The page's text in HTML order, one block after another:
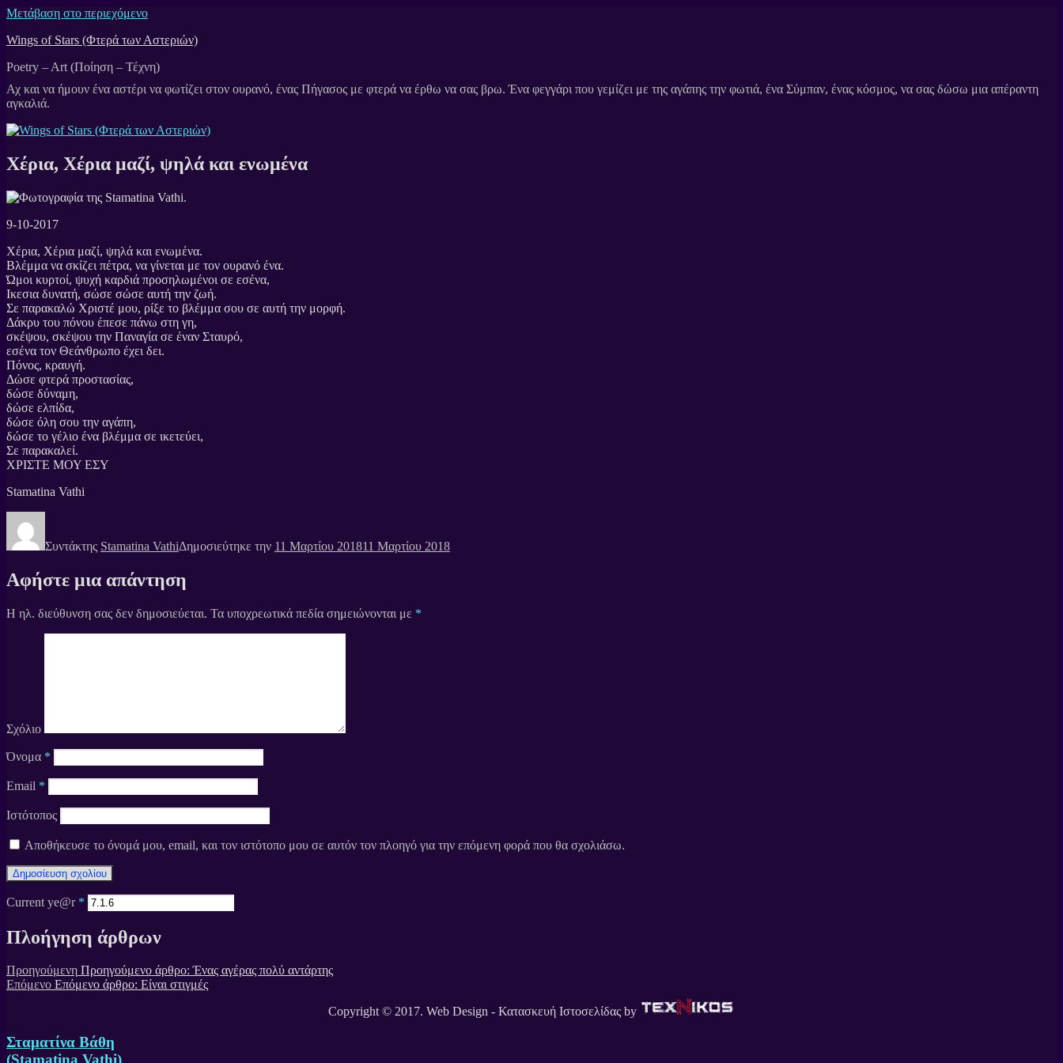
Μετάβαση στο περιεχόμενο
Wings of Stars (Φτερά των Αστεριών)
Poetry – Art (Ποίηση – Τέχνη)
Χέρια, Χέρια μαζί, ψηλά και ενωμένα
9-10-2017
Χέρια, Χέρια μαζί, ψηλά και ενωμένα.
Βλέμμα να σκίζει πέτρα, να γίνεται με τον ουρανό ένα.
Ώμοι κυρτοί, ψυχή καρδιά προσηλωμένοι σε εσένα,
Ικεσια δυνατή, σώσε σώσε αυτή την ζωή.
Σε παρακαλώ Χριστέ μου, ρίξε το βλέμμα σου σε αυτή την μορφή.
Δάκρυ του πόνου έπεσε πάνω στη γη,
σκέψου, σκέψου την Παναγία σε έναν Σταυρό,
εσένα τον Θεάνθρωπο έχει δει.
Πόνος, κραυγή.
Δώσε φτερά προστασίας,
δώσε δύναμη,
δώσε ελπίδα,
δώσε όλη σου την αγάπη,
δώσε το γέλιο ένα βλέμμα σε ικετεύει,
Σε παρακαλεί.
ΧΡΙΣΤΕ ΜΟΥ ΕΣΥ
Stamatina Vathi
Συντάκτης Stamatina VathiΔημοσιεύτηκε την 11 Μαρτίου 201811 Μαρτίου 2018
Αφήστε μια απάντηση
Η ηλ. διεύθυνση σας δεν δημοσιεύεται. Τα υποχρεωτικά πεδία σημειώνονται με *
Σχόλιο
Όνομα *
Email *
Ιστότοπος
Αποθήκευσε το όνομά μου, email, και τον ιστότοπο μου σε αυτόν τον πλοηγό για την επόμενη φορά που θα σχολιάσω.
Current ye@r *
Πλοήγηση άρθρων
Προηγούμενη Προηγούμενο άρθρο: Ένας αγέρας πολύ αντάρτης
Επόμενο Επόμενο άρθρο: Είναι στιγμές
Copyright © 2017. Web Design - Κατασκευή Ιστοσελίδας by
Σταματίνα Βάθη
(Stamatina Vathi)